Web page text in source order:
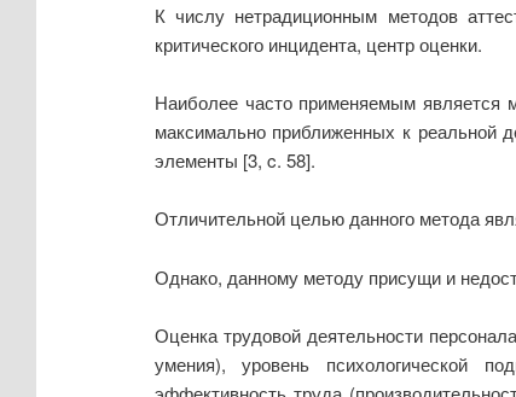
К числу нетрадиционным методов
критического инцидента, центр оценки.
Наиболее часто применяемым является
максимально приближенных к реальной
элементы [3, c. 58].
Отличительной целью данного метода
Однако, данному методу присущи и
Оценка трудовой деятельности
умения), уровень психологической